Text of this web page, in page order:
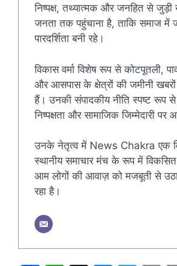
निष्पक्ष, तथ्यात्मक और जनहित से
जनता तक पहुंचाना है, ताकि समाज में
पारदर्शिता बनी रहे।
विकास वर्मा विशेष रूप से कोटपूतली,
और आसपास के क्षेत्रों की जमीनी
हैं। उनकी संपादकीय नीति स्पष्ट रूप से
निष्पक्षता और सामाजिक जिम्मेदारी पर
उनके नेतृत्व में News Chakra एक
स्थानीय समाचार मंच के रूप में विकसित
आम लोगों की आवाज़ को मजबूती से
रहा है।